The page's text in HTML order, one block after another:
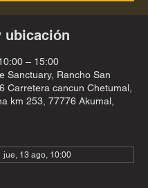
ubicación
– 15:00
Sanctuary, Rancho San
Carretera cancun Chetumal,
km 253, 77776 Akumal,
jue, 13 ago, 10:00